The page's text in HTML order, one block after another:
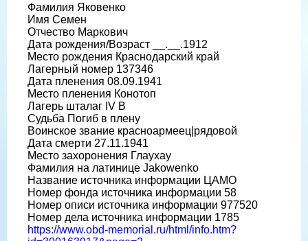
Фамилия Яковенко
Имя Семен
Отчество Маркович
Дата рождения/Возраст __.__.1912
Место рождения Краснодарский край
Лагерный номер 137346
Дата пленения 08.09.1941
Место пленения Конотоп
Лагерь шталаг IV B
Судьба Погиб в плену
Воинское звание красноармеец|рядовой
Дата смерти 27.11.1941
Место захоронения Глаухау
Фамилия на латинице Jakowenko
Название источника информации ЦАМО
Номер фонда источника информации 58
Номер описи источника информации 977520
Номер дела источника информации 1785
https://www.obd-memorial.ru/html/info.htm?